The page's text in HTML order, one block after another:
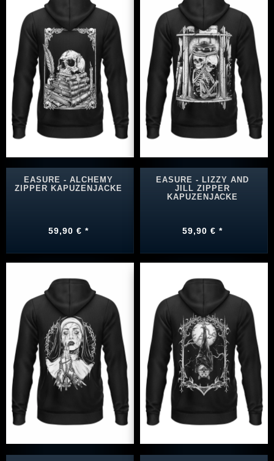
EASURE - ALCHEMY
ZIPPER KAPUZENJACKE
59,90 € *
EASURE - LIZZY AND
JILL ZIPPER
KAPUZENJACKE
59,90 € *